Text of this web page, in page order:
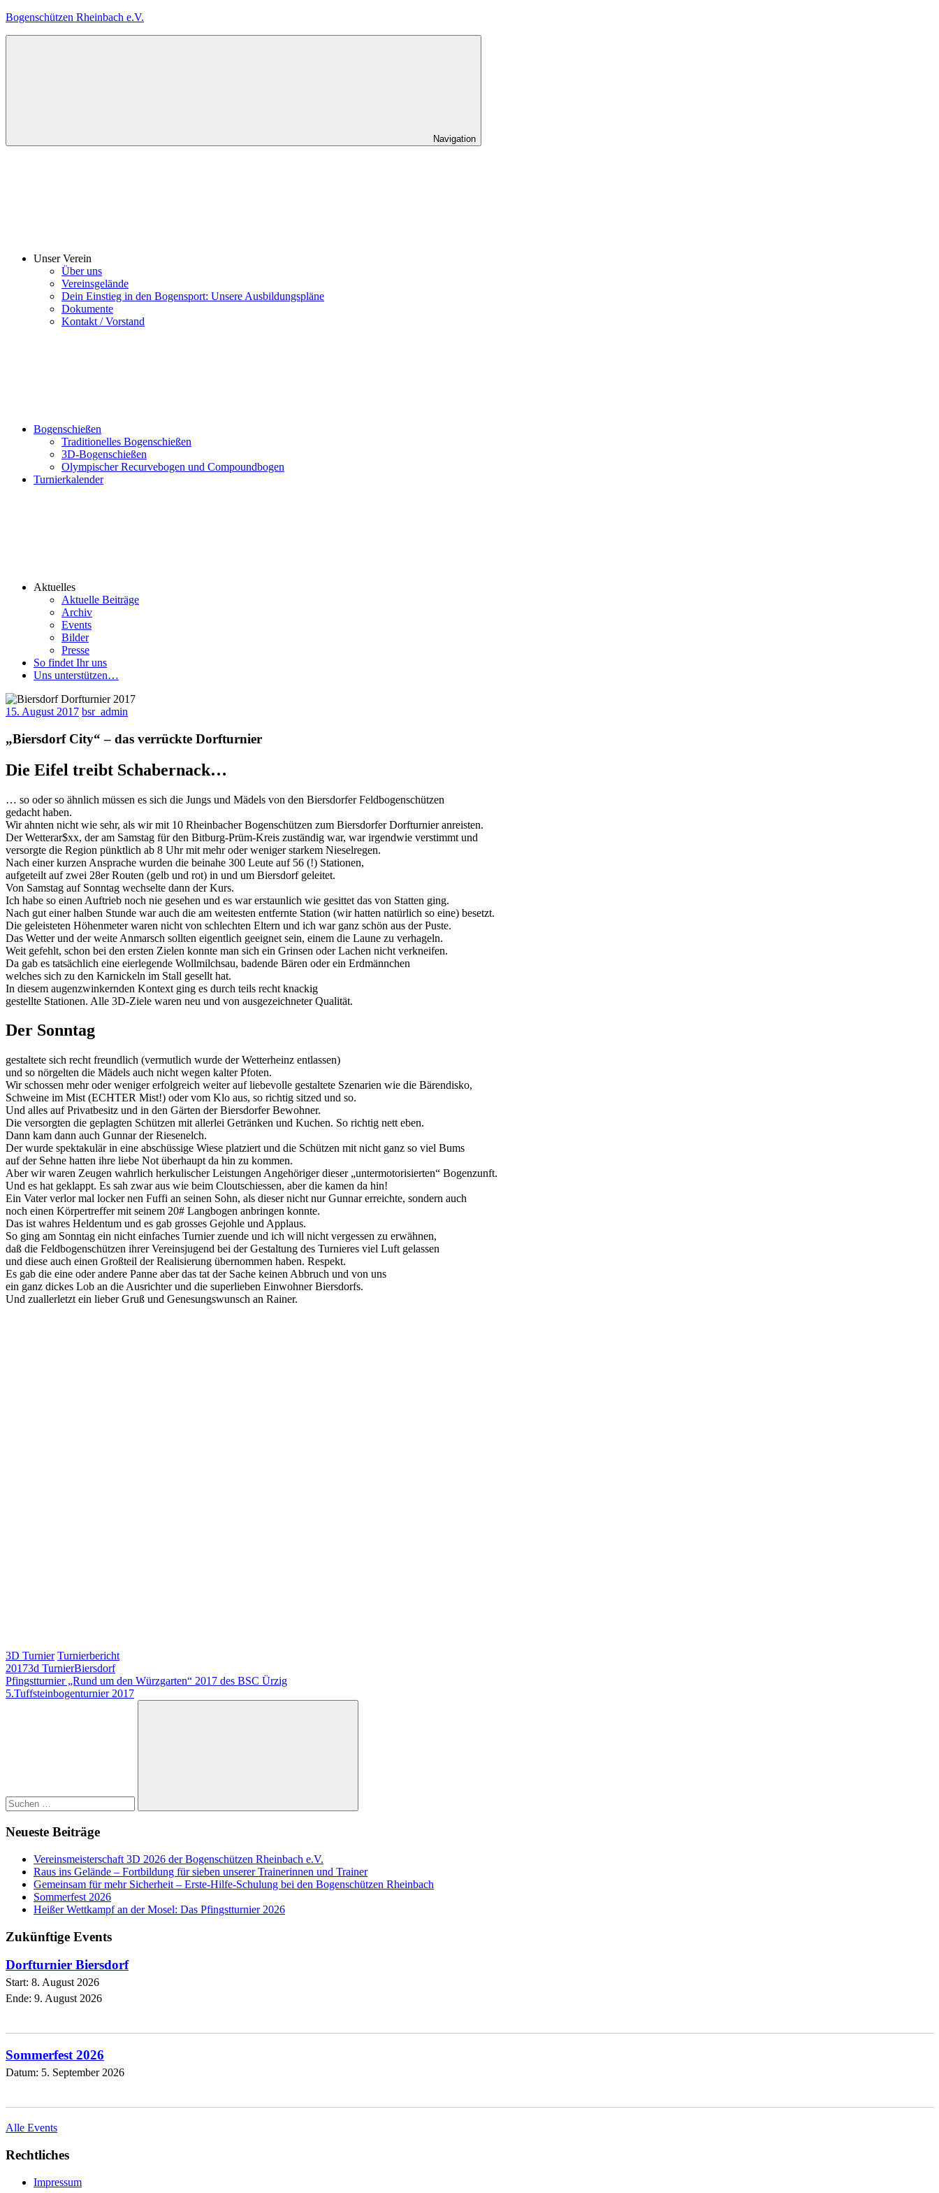
Zum
Bogenschützen Rheinbach e.V.
Navigation
Unser Verein
Über uns
Vereinsgelände
Dein Einstieg in den Bogensport: Unsere Ausbildungspläne
Dokumente
Kontakt / Vorstand
Bogenschießen
Traditionelles Bogenschießen
3D-Bogenschießen
Olympischer Recurvebogen und Compoundbogen
Turnierkalender
Aktuelles
Aktuelle Beiträge
Archiv
Events
Bilder
Presse
So findet Ihr uns
Uns unterstützen…
15. August 2017 bsr_admin
„Biersdorf City“ – das verrückte Dorfturnier
Die Eifel treibt Schabernack…
… so oder so ähnlich müssen es sich die Jungs und Mädels von den Biersdorfer Feldbogenschützen
gedacht haben.
Wir ahnten nicht wie sehr, als wir mit 10 Rheinbacher Bogenschützen zum Biersdorfer Dorfturnier anreisten.
Der Wetterar$xx, der am Samstag für den Bitburg-Prüm-Kreis zuständig war, war irgendwie verstimmt und
versorgte die Region pünktlich ab 8 Uhr mit mehr oder weniger starkem Nieselregen.
Nach einer kurzen Ansprache wurden die beinahe 300 Leute auf 56 (!) Stationen,
aufgeteilt auf zwei 28er Routen (gelb und rot) in und um Biersdorf geleitet.
Von Samstag auf Sonntag wechselte dann der Kurs.
Ich habe so einen Auftrieb noch nie gesehen und es war erstaunlich wie gesittet das von Statten ging.
Nach gut einer halben Stunde war auch die am weitesten entfernte Station (wir hatten natürlich so eine) besetzt.
Die geleisteten Höhenmeter waren nicht von schlechten Eltern und ich war ganz schön aus der Puste.
Das Wetter und der weite Anmarsch sollten eigentlich geeignet sein, einem die Laune zu verhageln.
Weit gefehlt, schon bei den ersten Zielen konnte man sich ein Grinsen oder Lachen nicht verkneifen.
Da gab es tatsächlich eine eierlegende Wollmilchsau, badende Bären oder ein Erdmännchen
welches sich zu den Karnickeln im Stall gesellt hat.
In diesem augenzwinkernden Kontext ging es durch teils recht knackig
gestellte Stationen. Alle 3D-Ziele waren neu und von ausgezeichneter Qualität.
Der Sonntag
gestaltete sich recht freundlich (vermutlich wurde der Wetterheinz entlassen)
und so nörgelten die Mädels auch nicht wegen kalter Pfoten.
Wir schossen mehr oder weniger erfolgreich weiter auf liebevolle gestaltete Szenarien wie die Bärendisko,
Schweine im Mist (ECHTER Mist!) oder vom Klo aus, so richtig sitzed und so.
Und alles auf Privatbesitz und in den Gärten der Biersdorfer Bewohner.
Die versorgten die geplagten Schützen mit allerlei Getränken und Kuchen. So richtig nett eben.
Dann kam dann auch Gunnar der Riesenelch.
Der wurde spektakulär in eine abschüssige Wiese platziert und die Schützen mit nicht ganz so viel Bums
auf der Sehne hatten ihre liebe Not überhaupt da hin zu kommen.
Aber wir waren Zeugen wahrlich herkulischer Leistungen Angehöriger dieser „untermotorisierten“ Bogenzunft.
Und es hat geklappt. Es sah zwar aus wie beim Cloutschiessen, aber die kamen da hin!
Ein Vater verlor mal locker nen Fuffi an seinen Sohn, als dieser nicht nur Gunnar erreichte, sondern auch
noch einen Körpertreffer mit seinem 20# Langbogen anbringen konnte.
Das ist wahres Heldentum und es gab grosses Gejohle und Applaus.
So ging am Sonntag ein nicht einfaches Turnier zuende und ich will nicht vergessen zu erwähnen,
daß die Feldbogenschützen ihrer Vereinsjugend bei der Gestaltung des Turnieres viel Luft gelassen
und diese auch einen Großteil der Realisierung übernommen haben. Respekt.
Es gab die eine oder andere Panne aber das tat der Sache keinen Abbruch und von uns
ein ganz dickes Lob an die Ausrichter und die superlieben Einwohner Biersdorfs.
Und zuallerletzt ein lieber Gruß und Genesungswunsch an Rainer.
3D Turnier Turnierbericht
20173d TurnierBiersdorf
Beitragsnavigation
Vorheriger
Beitrag:
Pfingstturnier „Rund um den Würzgarten“ 2017 des BSC Ürzig
Nächster
5.Tuffsteinbogenturnier 2017
Suchen
Neueste Beiträge
Vereinsmeisterschaft 3D 2026 der Bogenschützen Rheinbach e.V.
Raus ins Gelände – Fortbildung für sieben unserer Trainerinnen und Trainer
Gemeinsam für mehr Sicherheit – Erste-Hilfe-Schulung bei den Bogenschützen Rheinbach
Sommerfest 2026
Heißer Wettkampf an der Mosel: Das Pfingstturnier 2026
Zukünftige Events
Dorfturnier Biersdorf
Start: 8. August 2026
Ende: 9. August 2026
Sommerfest 2026
Datum: 5. September 2026
Alle Events
Rechtliches
Impressum